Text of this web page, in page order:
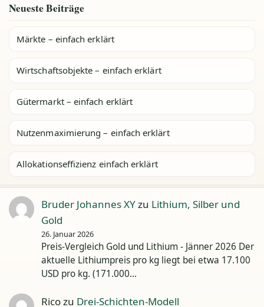
Neueste Beiträge
Märkte – einfach erklärt
Wirtschaftsobjekte – einfach erklärt
Gütermarkt – einfach erklärt
Nutzenmaximierung – einfach erklärt
Allokationseffizienz einfach erklärt
Bruder Johannes XYzu Lithium, Silber und
Gold
26. Januar 2026
Preis-Vergleich Gold und Lithium - Jänner 2026 Der
aktuelle Lithiumpreis pro kg liegt bei etwa 17.100
USD pro kg. (171.000…
Ricozu Drei-Schichten-Modell